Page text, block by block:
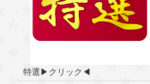
特選▶クリック◀